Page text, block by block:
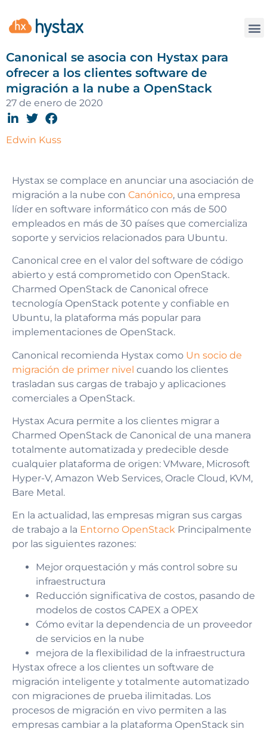
Canonical se asocia con Hystax para
ofrecer a los clientes software de
migración a la nube a OpenStack
27 de enero de 2020
Edwin Kuss
Hystax se complace en anunciar una asociación de
migración a la nube con Canónico, una empresa
líder en software informático con más de 500
empleados en más de 30 países que comercializa
soporte y servicios relacionados para Ubuntu.
Canonical cree en el valor del software de código
abierto y está comprometido con OpenStack.
Charmed OpenStack de Canonical ofrece
tecnología OpenStack potente y confiable en
Ubuntu, la plataforma más popular para
implementaciones de OpenStack.
Canonical recomienda Hystax como Un socio de
migración de primer nivel cuando los clientes
trasladan sus cargas de trabajo y aplicaciones
comerciales a OpenStack.
Hystax Acura permite a los clientes migrar a
Charmed OpenStack de Canonical de una manera
totalmente automatizada y predecible desde
cualquier plataforma de origen: VMware, Microsoft
Hyper-V, Amazon Web Services, Oracle Cloud, KVM,
Bare Metal.
En la actualidad, las empresas migran sus cargas
de trabajo a la Entorno OpenStack Principalmente
por las siguientes razones:
Mejor orquestación y más control sobre su
infraestructura
Reducción significativa de costos, pasando de
modelos de costos CAPEX a OPEX
Cómo evitar la dependencia de un proveedor
de servicios en la nube
mejora de la flexibilidad de la infraestructura
Hystax ofrece a los clientes un software de
migración inteligente y totalmente automatizado
con migraciones de prueba ilimitadas. Los
procesos de migración en vivo permiten a las
empresas cambiar a la plataforma OpenStack sin